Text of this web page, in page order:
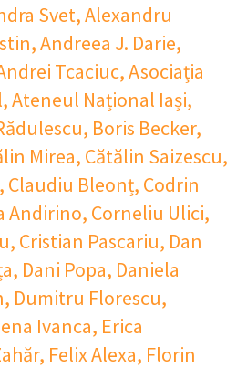
Svet,Alexandru
,Andreea J. Darie,
Tcaciuc,Asociația
,Ateneul Național Iași,
, Boris Becker,
Mirea, Cătălin Saizescu,
, Claudiu Bleonț, Codrin
Andirino, Corneliu Ulici,
, Cristian Pascariu, Dan
, Dani Popa, Daniela
, Dumitru Florescu,
Ivanca, Erica
, Felix Alexa, Florin